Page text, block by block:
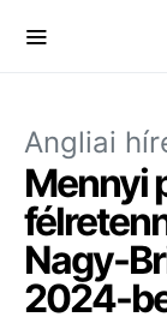
Angliai
Mennyi
Nagy-
2024-